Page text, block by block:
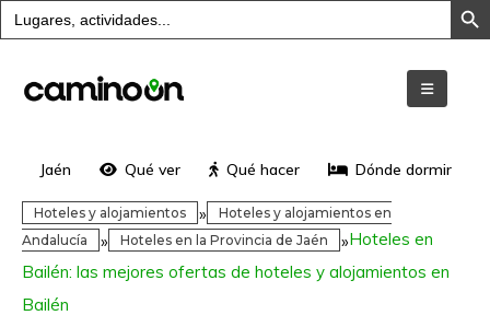
Buscar:
Jaén Qué ver Qué hacer Dónde dormir
Hoteles y alojamientos »
Hoteles y alojamientos en
Andalucía
» Hoteles en la Provincia de Jaén »Hoteles en
Bailén: las mejores ofertas de hoteles y alojamientos en
Bailén